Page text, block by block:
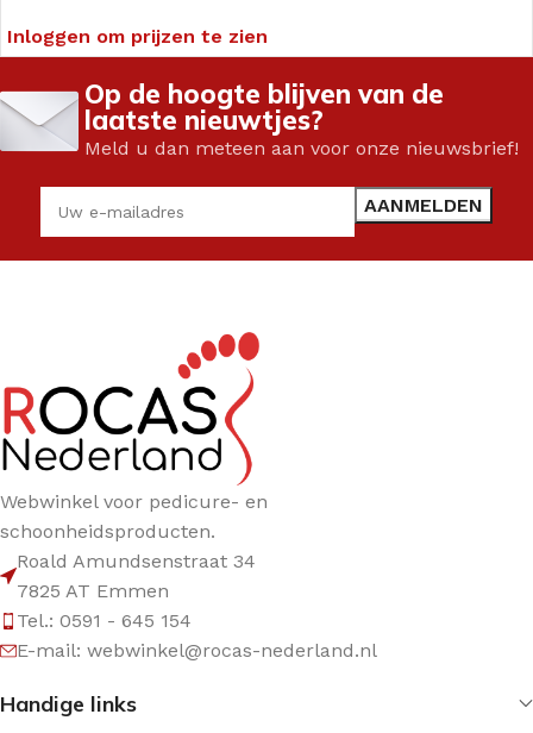
Inloggen om prijzen te zien
Op de hoogte blijven van de
laatste nieuwtjes?
Meld u dan meteen aan voor onze nieuwsbrief!
Webwinkel voor pedicure- en
schoonheidsproducten.
Roald Amundsenstraat 34
7825 AT Emmen
Tel.: 0591 - 645 154
E-mail: webwinkel@rocas-nederland.nl
Handige links